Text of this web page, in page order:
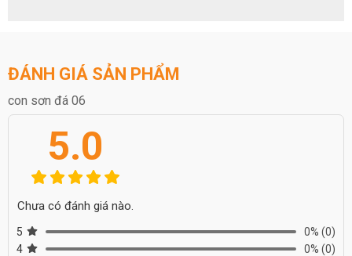
ĐÁNH GIÁ SẢN PHẨM
con sơn đá 06
5.0
Chưa có đánh giá nào.
5 0% (0)
4
0% (0)